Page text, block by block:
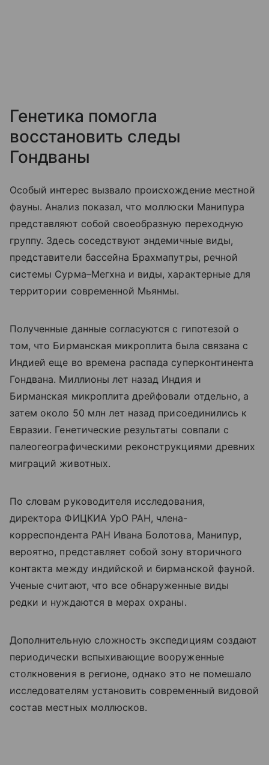
Генетика помогла
восстановить следы
Гондваны
Особый интерес вызвало происхождение местной
фауны. Анализ показал, что моллюски Манипура
представляют собой своеобразную переходную
группу. Здесь соседствуют эндемичные виды,
представители бассейна Брахмапутры, речной
системы Сурма–Мегхна и виды, характерные для
территории современной Мьянмы.
Полученные данные согласуются с гипотезой о
том, что Бирманская микроплита была связана с
Индией еще во времена распада суперконтинента
Гондвана. Миллионы лет назад Индия и
Бирманская микроплита дрейфовали отдельно, а
затем около 50 млн лет назад присоединились к
Евразии. Генетические результаты совпали с
палеогеографическими реконструкциями древних
миграций животных.
По словам руководителя исследования,
директора ФИЦКИА УрО РАН, члена-
корреспондента РАН Ивана Болотова, Манипур,
вероятно, представляет собой зону вторичного
контакта между индийской и бирманской фауной.
Ученые считают, что все обнаруженные виды
редки и нуждаются в мерах охраны.
Дополнительную сложность экспедициям создают
периодически вспыхивающие вооруженные
столкновения в регионе, однако это не помешало
исследователям установить современный видовой
состав местных моллюсков.